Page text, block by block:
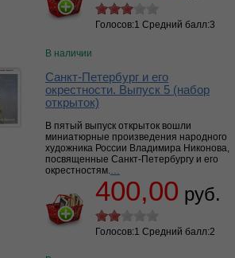
Голосов:1 Средний балл:3
В наличии
Санкт-Петербург и его
окрестности. Выпуск 5 (набор
открыток)
В пятый выпуск открыток вошли
миниатюрные произведения народного
художника России Владимира Никонова,
посвященные Санкт-Петербургу и его
окрестностям.…
400,00 руб.
Голосов:1 Средний балл:2